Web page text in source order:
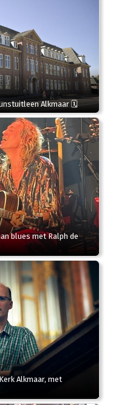
Alkmaar 🗓
blues met Ralph de
Alkmaar, met